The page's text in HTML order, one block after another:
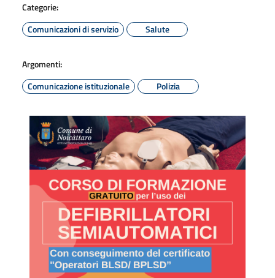
Categorie:
Comunicazioni di servizio
Salute
Argomenti:
Comunicazione istituzionale
Polizia